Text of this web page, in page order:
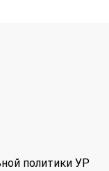
политики УР